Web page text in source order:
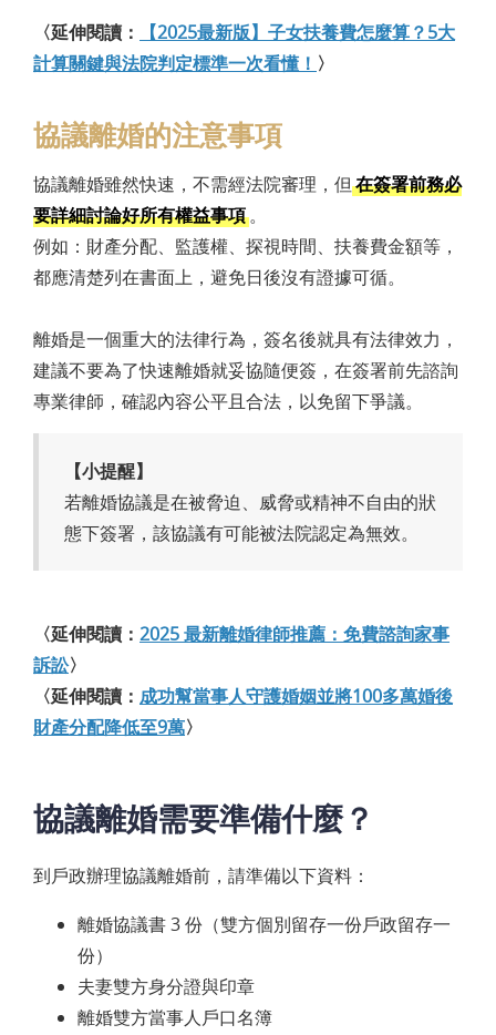
〈延伸閱讀：
【2025最新版】子女扶養費怎麼算？5大
計算關鍵與法院判定標準一次看懂！ 〉
協議離婚的注意事項
協議離婚雖然快速，不需經法院審理，但 在簽署前務必
要詳細討論好所有權益事項。
例如：財產分配、監護權、探視時間、扶養費金額等，
都應清楚列在書面上，避免日後沒有證據可循。
離婚是一個重大的法律行為，簽名後就具有法律效力，
建議不要為了快速離婚就妥協隨便簽，在簽署前先諮詢
專業律師，確認內容公平且合法，以免留下爭議。
【小提醒】
若離婚協議是在被脅迫、威脅或精神不自由的狀
態下簽署，該協議有可能被法院認定為無效。
〈延伸閱讀： 2025 最新離婚律師推薦：免費諮詢家事
訴訟〉
〈延伸閱讀： 成功幫當事人守護婚姻並將100多萬婚後
財產分配降低至9萬〉
協議離婚需要準備什麼？
到戶政辦理協議離婚前，請準備以下資料：
離婚協議書 3 份（雙方個別留存一份戶政留存一
份）
夫妻雙方身分證與印章
離婚雙方當事人戶口名簿